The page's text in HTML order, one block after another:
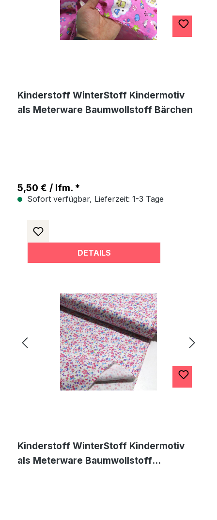
Kinderstoff WinterStoff Kindermotiv
als Meterware Baumwollstoff Bärchen
5,50 € / lfm. *
Sofort verfügbar, Lieferzeit: 1-3 Tage
DETAILS
Kinderstoff WinterStoff Kindermotiv
als Meterware Baumwollstoff